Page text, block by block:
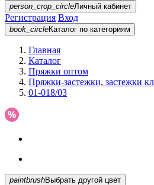
person_crop_circleЛичный кабинет
Регистрация Вход
book_circleКаталог по категориям
Главная
Каталог
Пряжки оптом
Пряжки-застежки, застежки
01-018/03
paintbrush Выбрать другой цвет